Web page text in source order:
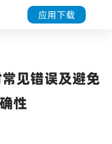
应用下载
见错误及避免
性